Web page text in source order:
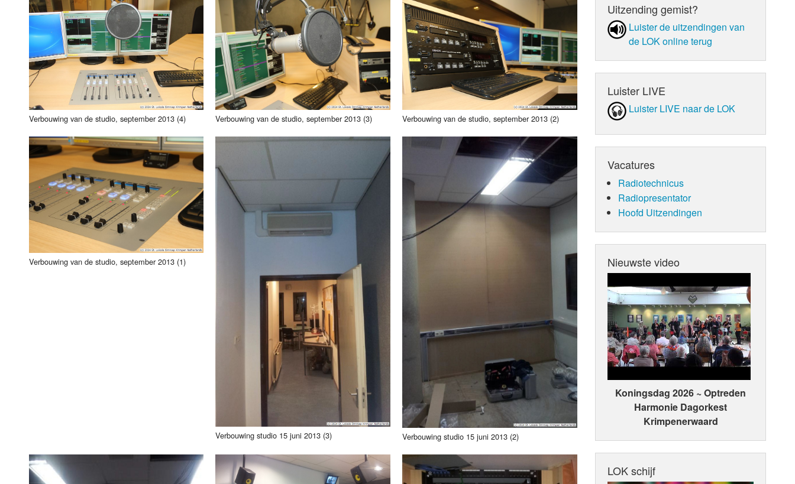
Verbouwing van de studio, september 2013 (4) Verbouwing van de studio, september 2013 (3) Verbouwing van de studio, september 2013 (2)
Verbouwing van de studio, september 2013 (1)
Verbouwing studio 15 juni 2013 (3) Verbouwing studio 15 juni 2013 (2)
Uitzending gemist?
Luister de uit­zen­din­gen van
de LOK online terug
Luister LIVE
Luister LIVE naar de LOK
Vacatures
Radiotechnicus
Radiopresentator
Hoofd Uitzendingen
Nieuwste video
Koningsdag 2026 ~ Optreden
Harmonie Dagorkest
Krimpenerwaard
LOK schijf